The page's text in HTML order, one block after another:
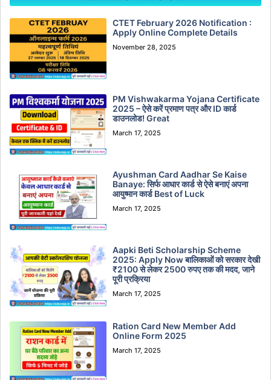
CTET February 2026 Notification :
Apply Online Complete Details
November 28, 2025
PM Vishwakarma Yojana Certificate
2025 – ऐसे करें प्रमाण पत्र और ID कार्ड
डाउनलोड! Great
March 17, 2025
Ayushman Card Aadhar Se Kaise
Banaye: सिर्फ आधार कार्ड से ऐसे बनाएं अपना
आयुष्मान कार्ड Best of Luck
March 17, 2025
Aapki Beti Scholarship Scheme
2025: Apply Now बालिकाओं को सरकार देखी
₹2100 से लेकर 2500 रुपए तक की मदद, जाने
पूरी प्रक्रिया
March 17, 2025
Ration Card New Member Add
Online Form 2025
March 17, 2025